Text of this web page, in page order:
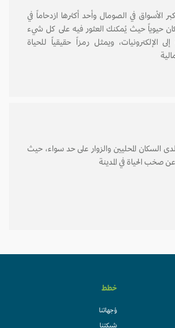
في الصومال وأحد أكثرها ازدحاماً في
حيوياً حيث يُمكنك العثور فيه على كل شيء
الإلكترونيات، ويمثل رمزاً حقيقياً للحياة
السكان المحليين والزوار على حد سواء، حيث
صخب الحياة في المدينة
خطط
وُجهاتنا
شبكتنا